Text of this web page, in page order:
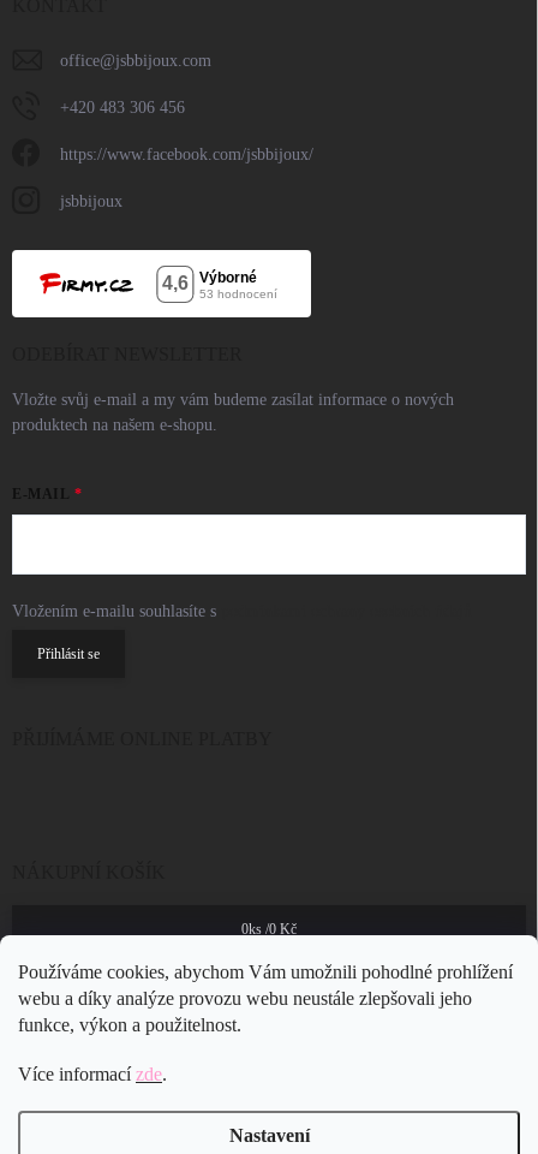
Používáme cookies, abychom Vám umožnili pohodlné prohlížení
webu a díky analýze provozu webu neustále zlepšovali jeho
funkce, výkon a použitelnost.
Více informacízde.
Nastavení
office@jsbbijoux.com
+420 483 306 456
https://www.facebook.com/jsbbijoux/
jsbbijoux
Vložte svůj e-mail a my vám budeme zasílat informace o nových
produktech na našem e-shopu.
E-MAIL
Vložením e-mailu souhlasíte s
Přihlásit se
0ks /0 Kč